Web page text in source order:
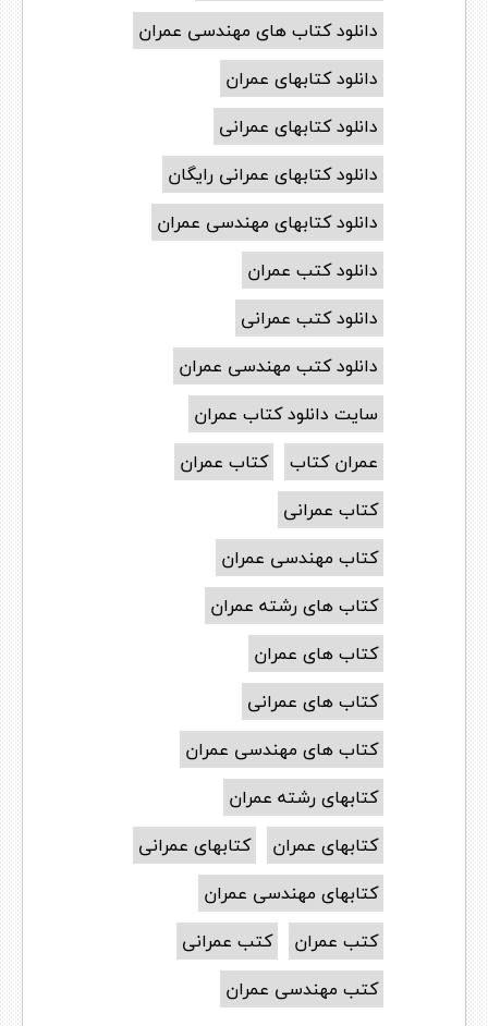
دانلود کتاب های مهندسی عمران
دانلود کتابهای عمران
دانلود کتابهای عمرانی
دانلود کتابهای عمرانی رایگان
دانلود کتابهای مهندسی عمران
دانلود کتب عمران
دانلود کتب عمرانی
دانلود کتب مهندسی عمران
سایت دانلود کتاب عمران
عمران کتاب
کتاب عمران
کتاب عمرانی
کتاب مهندسی عمران
کتاب های رشته عمران
کتاب های عمران
کتاب های عمرانی
کتاب های مهندسی عمران
کتابهای رشته عمران
کتابهای عمران
کتابهای عمرانی
کتابهای مهندسی عمران
کتب عمران
کتب عمرانی
کتب مهندسی عمران